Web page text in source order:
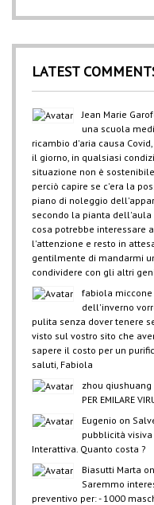
LATEST
Jean Marie
una scuola
ricambio d'aria causa
il giorno, in qualsiasi
situazione non è
perciò capire se c'era la
piano di noleggio
secondo la pianta dell'aula
cosa potrebbe interessare
l'attenzione e resto in
gentilmente di mandarmi
condividere con gli altri
fabiola miccone
dell'inverno
pulita senza dover tenere
visto sul vostro sito che
sapere il costo per un
saluti, Fabiola
zhou qiushuang
PER EMILARE
Eugenio on
pubblicità
Interattiva. Quanto costa ?
Biasutti Marta on
Saremmo
preventivo per: - 1000